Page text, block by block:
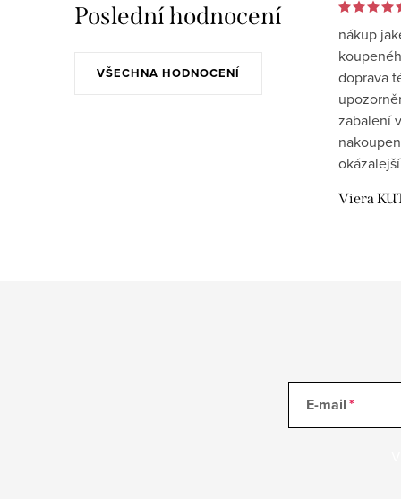
Poslední hodnocení
VŠECHNA HODNOCENÍ
nákup
doprava
zabalení
okázalejší
Viera
E-mail